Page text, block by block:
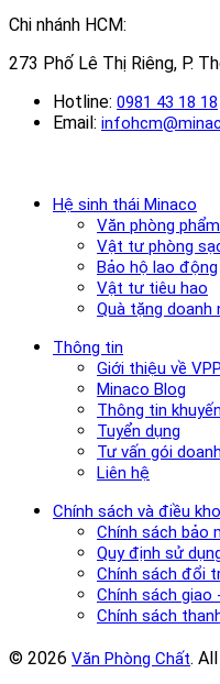
Chi nhánh HCM:
273 Phố Lê Thị Riêng, P.
Hotline: 0981 43 18 18
Email:
Hệ sinh thái Minaco
Văn phòng phẩm
Vật tư phòng
Bảo hộ lao động
Vật tư tiêu hao
Quà tặng doanh
Thông tin
Giới thiệu về
Minaco Blog
Thông tin
Tuyển dụng
Tư vấn gói
Liên hệ
Chính sách và điều
Chính sách bảo
Quy định sử
Chính sách đổi
Chính sách giao
Chính sách
© 2026 Văn Phòng Chất.